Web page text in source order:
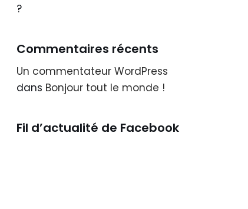
?
Commentaires récents
Un commentateur WordPress
dans Bonjour tout le monde !
Fil d’actualité de Facebook​